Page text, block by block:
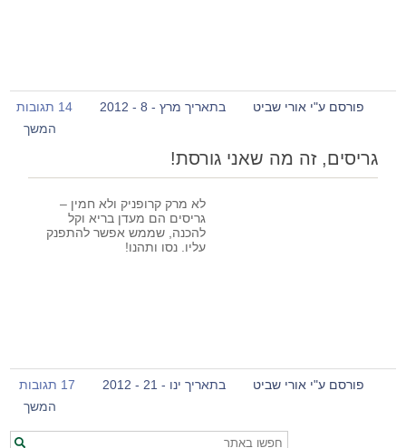
פורסם ע"י אורי שביט בתאריך מרץ - 8 - 2012
14 תגובות
המשך
גריסים, זה מה שאני גורסת!
לא מרק קרופניק ולא חמין –
גריסים הם מעדן בריא וקל
להכנה, שממש אפשר להתפנק
עליו. נסו ותהנו!
פורסם ע"י אורי שביט בתאריך ינו - 21 - 2012
17 תגובות
המשך